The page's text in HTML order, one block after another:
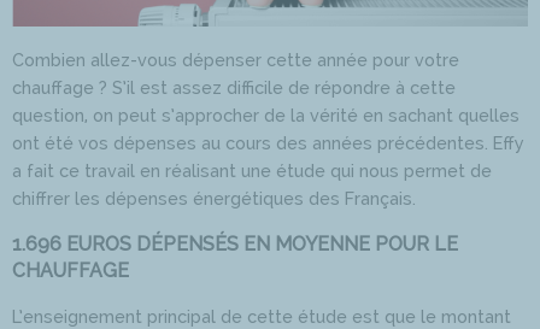
Combien allez-vous dépenser cette année pour votre
chauffage ? S’il est assez difficile de répondre à cette
question, on peut s’approcher de la vérité en sachant quelles
ont été vos dépenses au cours des années précédentes. Effy
a fait ce travail en réalisant une étude qui nous permet de
chiffrer les dépenses énergétiques des Français.
1.696 EUROS DÉPENSÉS EN MOYENNE POUR LE
CHAUFFAGE
L’enseignement principal de cette étude est que le montant